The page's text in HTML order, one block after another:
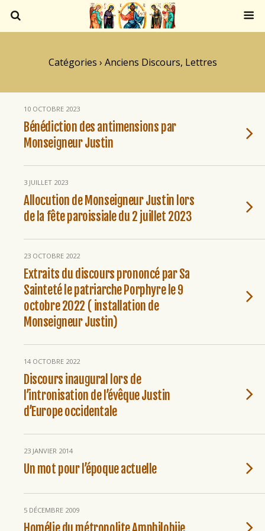
Catégories › Anciens Discours, Lettres
10 OCTOBRE 2023
Bénédiction des antimensions par
Monseigneur Justin
3 JUILLET 2023
Allocution de Monseigneur Justin lors
de la fête paroissiale du 2 juillet 2023
23 OCTOBRE 2022
Extraits du discours prononcé par Sa
Sainteté le patriarche Porphyre le 9
octobre 2022 ( installation de
Monseigneur Justin)
14 OCTOBRE 2022
Discours inaugural lors de
l’intronisation de l’évêque Justin
d’Europe occidentale
23 JANVIER 2014
Un mot pour l’époque actuelle
5 DÉCEMBRE 2009